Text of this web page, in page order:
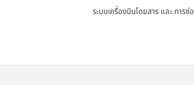
ระบบเครื่องบินโดยสาร และ การซ่